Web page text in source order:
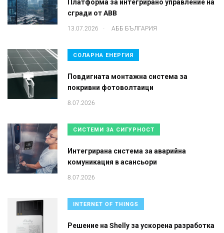
Платформа за интегрирано управление на
сгради от ABB
13.07.2026 . АББ БЪЛГАРИЯ
СОЛАРНА ЕНЕРГИЯ
Повдигната монтажна система за
покривни фотоволтаици
8.07.2026
СИСТЕМИ ЗА СИГУРНОСТ
Интегрирана система за аварийна
комуникация в асансьори
8.07.2026
INTERNET OF THINGS
Решение на Shelly за ускорена разработка